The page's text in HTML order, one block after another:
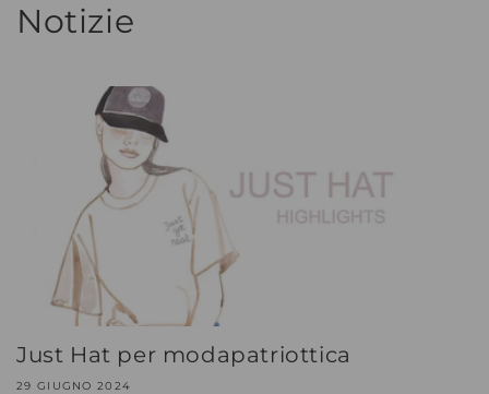
Notizie
Just Hat per modapatriottica
29 GIUGNO 2024